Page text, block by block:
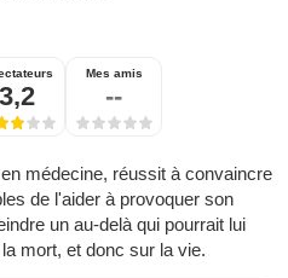
3,2
Mes amis
--
médecine, réussit à convaincre
de l'aider à provoquer son
un au-delà qui pourrait lui
mort, et donc sur la vie.